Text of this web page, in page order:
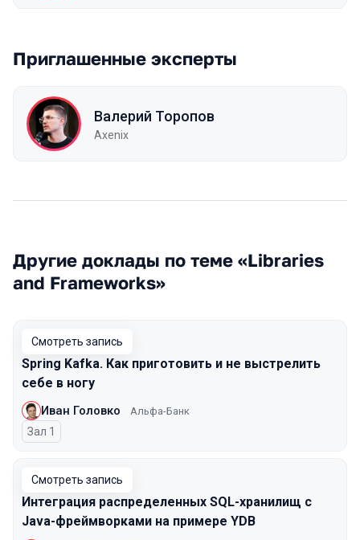
Приглашенные эксперты
Валерий Торопов
Axenix
Другие доклады по теме «Libraries
and Frameworks»
Смотреть запись
Spring Kafka. Как приготовить и не выстрелить
себе в ногу
Иван Головко Альфа-Банк
Зал 1
Смотреть запись
Интеграция распределенных SQL-хранилищ с
Java-фреймворками на примере YDB